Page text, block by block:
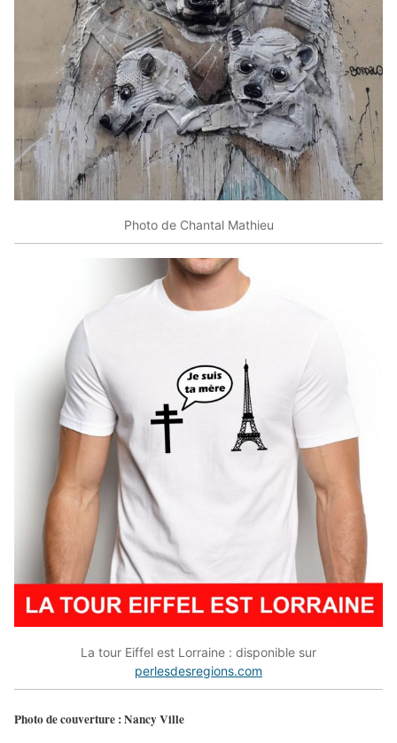
Photo de Chantal Mathieu‎
La tour Eiffel est Lorraine : disponible sur
perlesdesregions.com
Photo de couverture : Nancy Ville